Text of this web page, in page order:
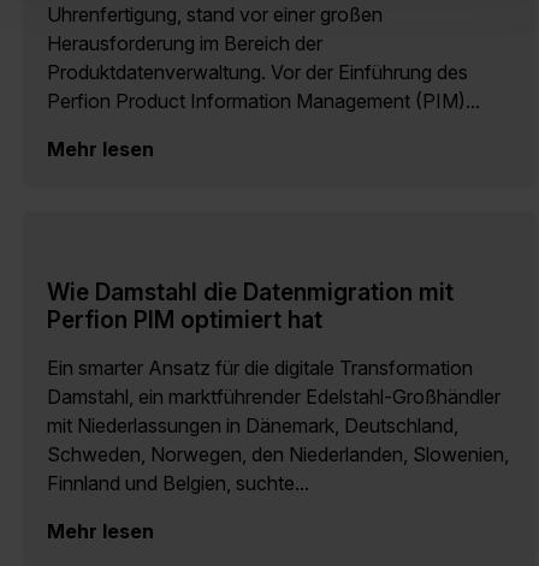
Uhrenfertigung, stand vor einer großen
Herausforderung im Bereich der
Produktdatenverwaltung. Vor der Einführung des
Perfion Product Information Management (PIM)...
Mehr lesen
Wie Damstahl die Datenmigration mit
Perfion PIM optimiert hat
Ein smarter Ansatz für die digitale Transformation
Damstahl, ein marktführender Edelstahl-Großhändler
mit Niederlassungen in Dänemark, Deutschland,
Schweden, Norwegen, den Niederlanden, Slowenien,
Finnland und Belgien, suchte...
Mehr lesen